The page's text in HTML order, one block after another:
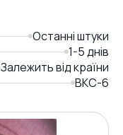
Останні штуки
1-5 днів
Залежить від країни
BKC-6